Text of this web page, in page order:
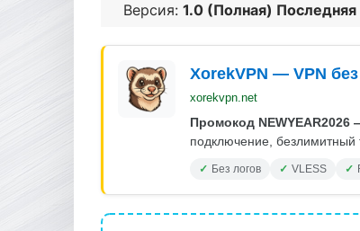
Версия: 1.0 (Полная) Последняя
XorekVPN — VPN
xorekvpn.net
Промокод NEWYEAR2026
подключение, безлимитный
Без логов VLESS